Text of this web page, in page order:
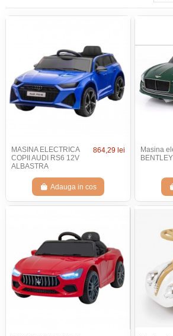
MASINA ELECTRICA
COPII AUDI RS6 12V
ALBASTRA
864,29 lei
Adauga in cos
Masina